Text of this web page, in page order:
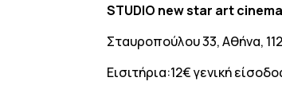
STUDIO new star art cinema
Σταυροπούλου 33, Αθήνα,
Εισιτήρια:12€ γενική